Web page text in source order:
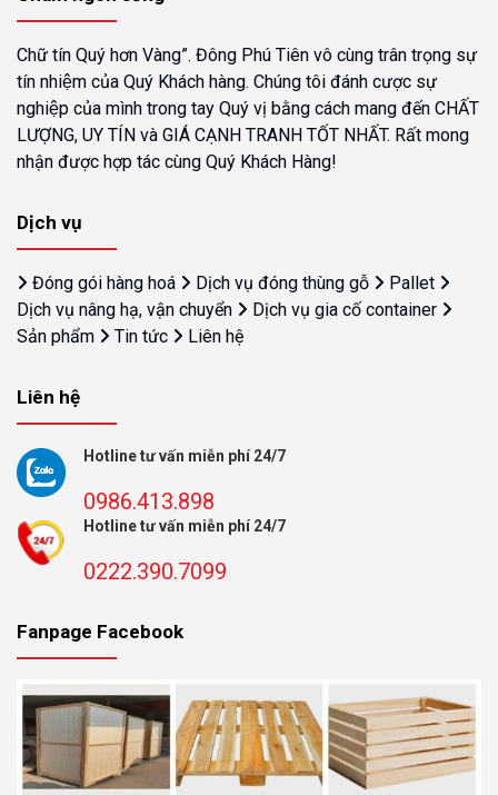
Chữ tín Quý hơn Vàng”. Đông Phú Tiên vô cùng trân trọng sự
tín nhiệm của Quý Khách hàng. Chúng tôi đánh cược sự
nghiệp của mình trong tay Quý vị bằng cách mang đến CHẤT
LƯỢNG, UY TÍN và GIÁ CẠNH TRANH TỐT NHẤT. Rất mong
nhận được hợp tác cùng Quý Khách Hàng!
Dịch vụ
Đóng gói hàng hoá Dịch vụ đóng thùng gỗ
Pallet
Dịch vụ nâng hạ, vận chuyển
Dịch vụ gia cố container
Sản phẩm
Tin tức Liên hệ
Liên hệ
Hotline tư vấn miễn phí 24/7
0986.413.898
Hotline tư vấn miễn phí 24/7
0222.390.7099
Fanpage Facebook